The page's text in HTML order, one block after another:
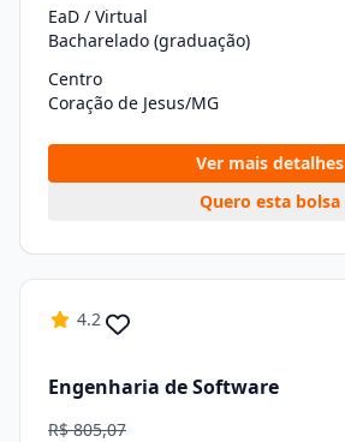
EaD / Virtual
Bacharelado (graduação)
Centro
Coração de Jesus/MG
Ver mais detalhes
Quero esta bolsa
4.2
Engenharia de Software
R$ 805,07